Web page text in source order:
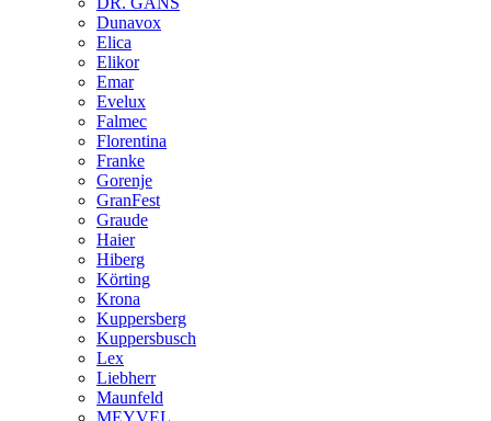
Dunavox
Elica
Elikor
Emar
Evelux
Falmec
Florentina
Franke
Gorenje
GranFest
Graude
Haier
Hiberg
Körting
Krona
Kuppersberg
Kuppersbusch
Lex
Liebherr
Maunfeld
MEYVEL